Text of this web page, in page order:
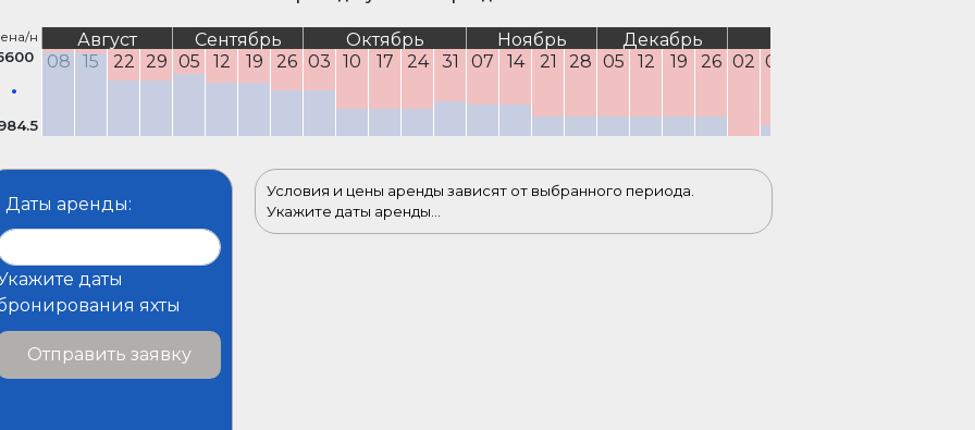
н Август Сентябрь Октябрь Ноябрь Декабрь
08
15 22 29 05 12 19 26 03 10 17 24 31 07 14 21 28 05 12 19 26 02 09
Даты аренды:
даты
яхты
Отправить заявку
Условия и цены аренды зависят от выбранного периода.
Укажите даты аренды...